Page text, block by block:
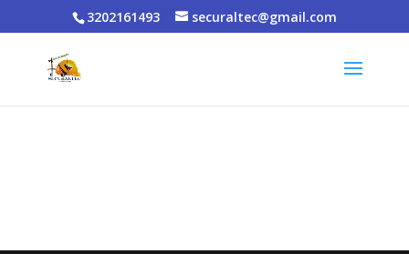
3202161493 securaltec@gmail.com